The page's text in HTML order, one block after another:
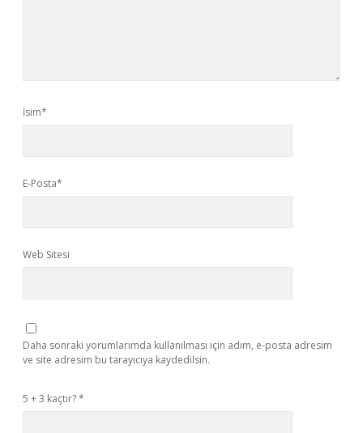
İsim*
E-Posta*
Web Sitesi
Daha sonraki yorumlarımda kullanılması için adım, e-posta adresim
ve site adresim bu tarayıcıya kaydedilsin.
5 + 3 kaçtır?*